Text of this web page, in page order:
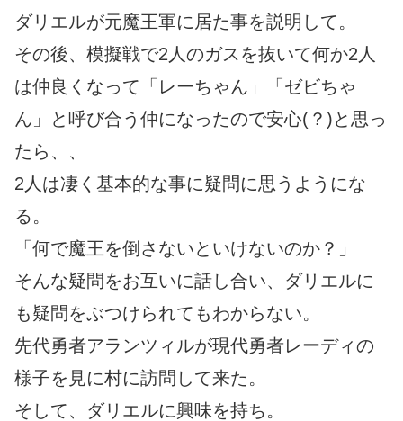
ダリエルが元魔王軍に居た事を説明して。
その後、模擬戦で2人のガスを抜いて何か2人
は仲良くなって「レーちゃん」「ゼビちゃ
ん」と呼び合う仲になったので安心(？)と思っ
たら、、
2人は凄く基本的な事に疑問に思うようにな
る。
「何で魔王を倒さないといけないのか？」
そんな疑問をお互いに話し合い、ダリエルに
も疑問をぶつけられてもわからない。
先代勇者アランツィルが現代勇者レーディの
様子を見に村に訪問して来た。
そして、ダリエルに興味を持ち。